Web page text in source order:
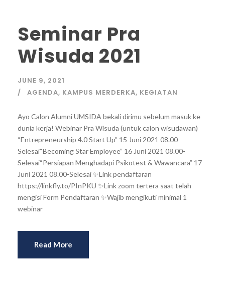
Seminar Pra
Wisuda 2021
JUNE 9, 2021
AGENDA, KAMPUS MERDERKA, KEGIATAN
Ayo Calon Alumni UMSIDA bekali dirimu sebelum masuk ke
dunia kerja! Webinar Pra Wisuda (untuk calon wisudawan)
“Entrepreneurship 4.0 Start Up” 15 Juni 2021 08.00-
Selesai“Becoming Star Employee” 16 Juni 2021 08.00-
Selesai“Persiapan Menghadapi Psikotest & Wawancara” 17
Juni 2021 08.00-Selesai ✨Link pendaftaran
https://linkfly.to/PInPKU ✨Link zoom tertera saat telah
mengisi Form Pendaftaran ✨Wajib mengikuti minimal 1
webinar
Read More